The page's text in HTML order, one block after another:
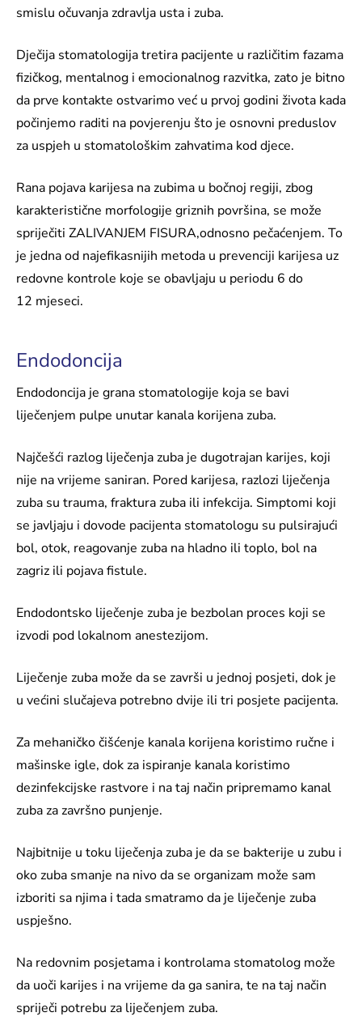
smislu očuvanja zdravlja usta i zuba.
Dječija stomatologija tretira pacijente u različitim fazama
fizičkog, mentalnog i emocionalnog razvitka, zato je bitno
da prve kontakte ostvarimo već u prvoj godini života kada
počinjemo raditi na povjerenju što je osnovni preduslov
za uspjeh u stomatološkim zahvatima kod djece.
Rana pojava karijesa na zubima u bočnoj regiji, zbog
karakteristične morfologije griznih površina, se može
spriječiti ZALIVANJEM FISURA,odnosno pečaćenjem. To
je jedna od najefikasnijih metoda u prevenciji karijesa uz
redovne kontrole koje se obavljaju u periodu 6 do
12 mjeseci.
Endodoncija
Endodoncija je grana stomatologije koja se bavi
liječenjem pulpe unutar kanala korijena zuba.
Najčešći razlog liječenja zuba je dugotrajan karijes, koji
nije na vrijeme saniran. Pored karijesa, razlozi liječenja
zuba su trauma, fraktura zuba ili infekcija. Simptomi koji
se javljaju i dovode pacijenta stomatologu su pulsirajući
bol, otok, reagovanje zuba na hladno ili toplo, bol na
zagriz ili pojava fistule.
Endodontsko liječenje zuba je bezbolan proces koji se
izvodi pod lokalnom anestezijom.
Liječenje zuba može da se završi u jednoj posjeti, dok je
u većini slučajeva potrebno dvije ili tri posjete pacijenta.
Za mehaničko čišćenje kanala korijena koristimo ručne i
mašinske igle, dok za ispiranje kanala koristimo
dezinfekcijske rastvore i na taj način pripremamo kanal
zuba za završno punjenje.
Najbitnije u toku liječenja zuba je da se bakterije u zubu i
oko zuba smanje na nivo da se organizam može sam
izboriti sa njima i tada smatramo da je liječenje zuba
uspješno.
Na redovnim posjetama i kontrolama stomatolog može
da uoči karijes i na vrijeme da ga sanira, te na taj način
spriječi potrebu za liječenjem zuba.